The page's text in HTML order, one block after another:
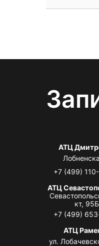
АТЦ
+7 (499)
АТЦ
кт, 95Б
+7 (499)
АТЦ
ул.